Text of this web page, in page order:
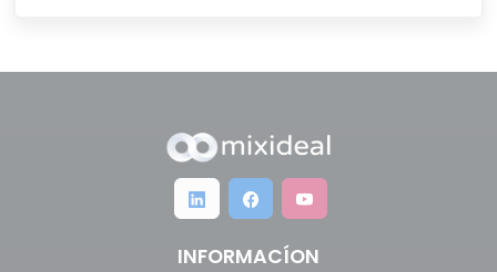
INFORMACÍON